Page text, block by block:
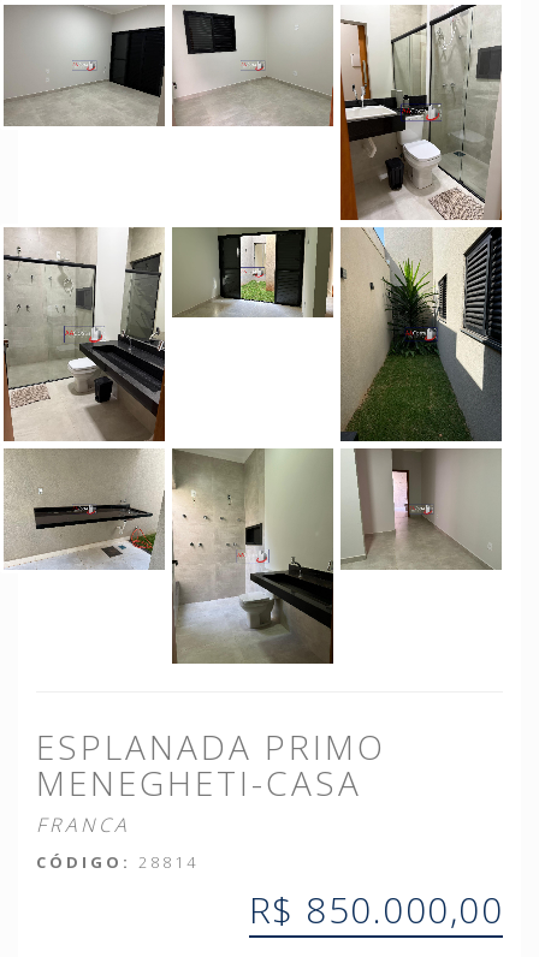
ESPLANADA PRIMO
MENEGHETI-CASA
FRANCA
CÓDIGO: 28814
R$ 850.000,00